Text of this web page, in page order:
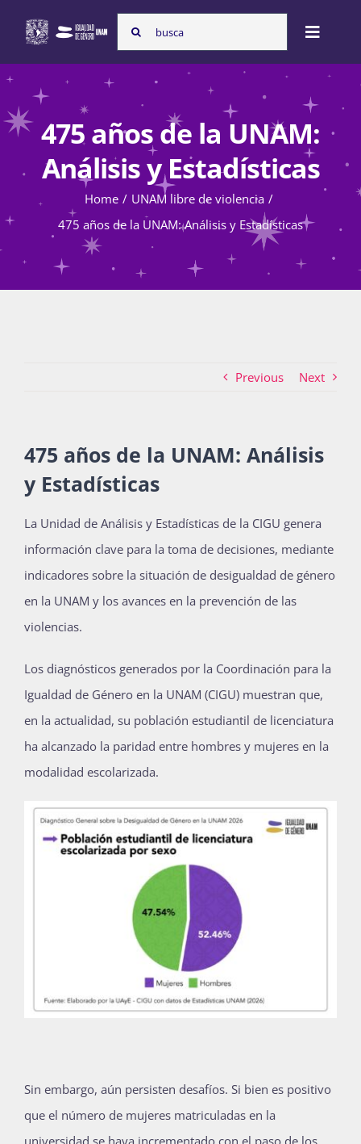
content
Search
for:
Toggle
Nosotras
Programas
Atención de la violencia de género
La Boletina
Blog
Súmate
Publicaciones
Bienvenida generación 2027-1
475 años de la UNAM:
Análisis y Estadísticas
Home
UNAM libre de violencia
475 años de la UNAM: Análisis y Estadísticas
Previous Next
475 años de la UNAM: Análisis
y Estadísticas
La Unidad de Análisis y Estadísticas de la CIGU genera
información clave para la toma de decisiones, mediante
indicadores sobre la situación de desigualdad de género
en la UNAM y los avances en la prevención de las
violencias.
Los diagnósticos generados por la Coordinación para la
Igualdad de Género en la UNAM (CIGU) muestran que,
en la actualidad, su población estudiantil de licenciatura
ha alcanzado la paridad entre hombres y mujeres en la
modalidad escolarizada.
Sin embargo, aún persisten desafíos. Si bien es positivo
que el número de mujeres matriculadas en la
universidad se haya incrementado con el paso de los